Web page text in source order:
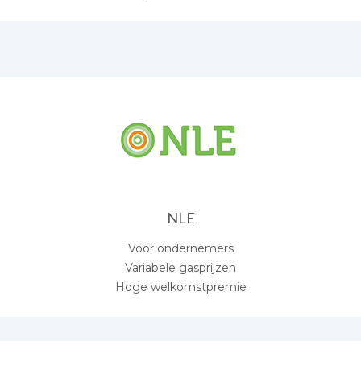
NLE
Voor ondernemers
Variabele gasprijzen
Hoge welkomstpremie